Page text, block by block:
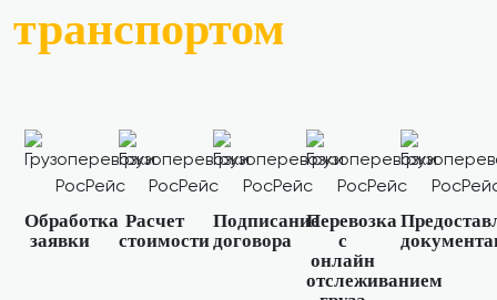
транспортом
Обработка
заявки
Расчет
стоимости
Подписание
договора
Перевозка
с
онлайн
отслеживанием